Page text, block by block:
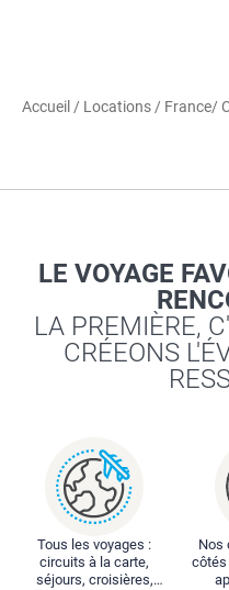
Accueil / Locations / France/
LE VOYAGE
LA PREMIÈRE,
CRÉEONS
Tous les voyages :
circuits à la carte,
séjours, croisières,
Nos
côtés